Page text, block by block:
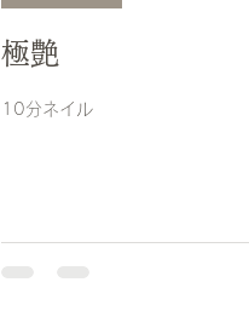
極艶
10分ネイル